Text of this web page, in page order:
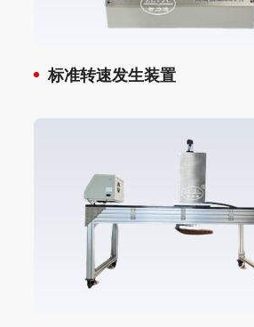
标准转速发生装置